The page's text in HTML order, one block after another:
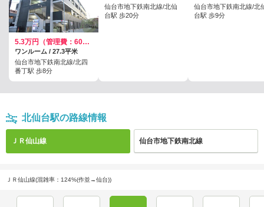
5.3万円（管理費：6000円）
ワンルーム / 27.3平米
仙台市地下鉄南北線/北四
番丁駅 歩8分
仙台市地下鉄南北線/北仙
台駅 歩20分
仙台市地下鉄南北線/北
台駅 歩9分
北仙台駅の路線情報
ＪＲ仙山線 仙台市地下鉄南北線
ＪＲ仙山線(混雑率：124%(作並→仙台))